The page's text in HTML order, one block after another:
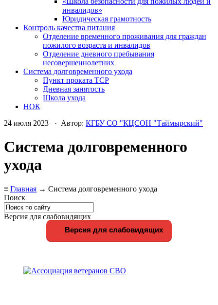
инвалидов»
Юридическая грамотность
Контроль качества питания
Отделение временного проживания для граждан
пожилого возраста и инвалидов
Отделение дневного пребывания
несовершеннолетних
Система долговременного ухода
Пункт проката ТСР
Дневная занятость
Школа ухода
НОК
24 июля 2023 · Автор: КГБУ СО "КЦСОН "Таймырский"
Система долговременного
ухода
≡ Главная → Система долговременного ухода
Поиск
Версия для слабовидящих
Версия для слабовидящих